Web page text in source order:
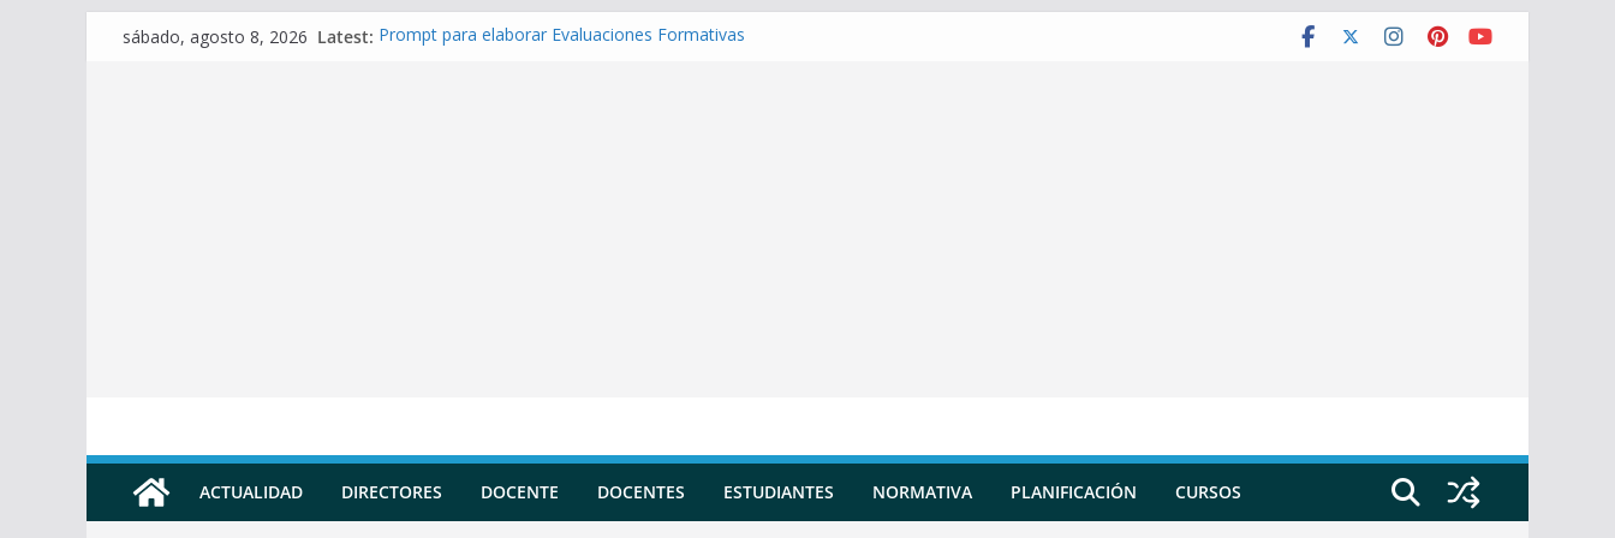
sábado, agosto 8, 2026 Latest: Prompt para elaborar Evaluaciones Formativas
ACTUALIDAD DIRECTORES DOCENTE DOCENTES ESTUDIANTES NORMATIVA PLANIFICACIÓN CURSOS